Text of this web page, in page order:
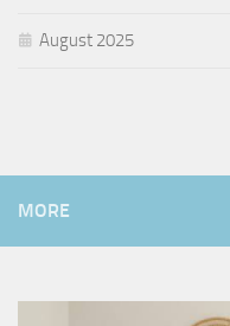
August 2025
MORE